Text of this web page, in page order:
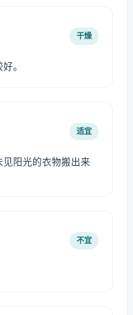
干燥
。
适宜
阳光的衣物搬出来
不宜